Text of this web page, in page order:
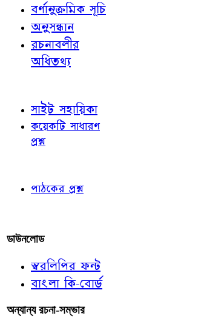
বর্ণানুক্রমিক সূচি
অনুসন্ধান
রচনাবলীর
অধিতথ্য
সাইট সহায়িকা
কয়েকটি সাধারণ
প্রশ্ন
পাঠকের প্রশ্ন
ডাউনলোড
স্বরলিপির ফন্ট
বাংলা কি-বোর্ড
অন্যান্য রচনা-সম্ভার